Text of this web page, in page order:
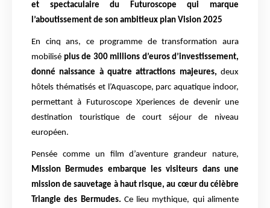
et spectaculaire du Futuroscope qui marque
l’aboutissement de son ambitieux plan Vision 2025
En cinq ans, ce programme de transformation aura
mobilisé plus de 300 millions d’euros d’investissement,
donné naissance à quatre attractions majeures, deux
hôtels thématisés et l’Aquascope, parc aquatique indoor,
permettant à Futuroscope Xperiences de devenir une
destination touristique de court séjour de niveau
européen.
Pensée comme un film d’aventure grandeur nature,
Mission Bermudes embarque les visiteurs dans une
mission de sauvetage à haut risque, au cœur du célèbre
Triangle des Bermudes. Ce lieu mythique, qui alimente